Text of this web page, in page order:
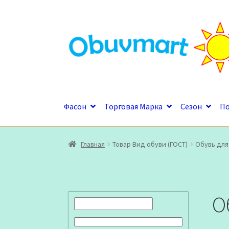
к
навигации
к
содержимому
Фасон Торговая Марка Сезон
Главная Товар Вид обуви (ГОСТ) Обувь